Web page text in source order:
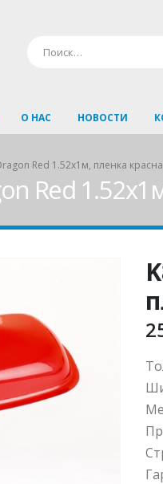
О НАС НОВОСТИ
Red 1.52х1м, пленка
Red